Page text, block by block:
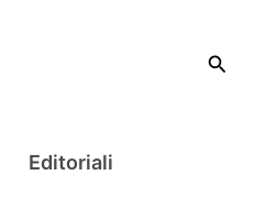
Cerca
Editoriali